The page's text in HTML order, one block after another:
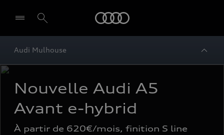
Audi Mulhouse
Nouvelle Audi A5
Avant e-hybrid
À partir de 620€/mois, finition S line